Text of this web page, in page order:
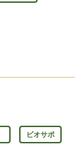
ビオサポ